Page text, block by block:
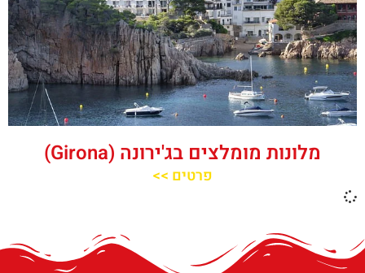
מלונות מומלצים בג'ירונה (Girona)
פרטים >>